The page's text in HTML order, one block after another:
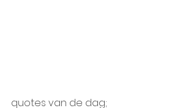
quotes van de dag;